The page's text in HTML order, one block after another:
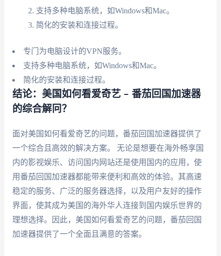
支持多种电脑系统，如Windows和Mac。
简化的安装和连接过程。
专门为电脑设计的VPN服务。
支持多种电脑系统，如Windows和Mac。
简化的安装和连接过程。
结论：美国如何看爱奇艺 – 番茄回国加速器
的综合解冋？
面对美国如何看爱奇艺的问题，番茄回国加速器提供了
一个综合且高效的解决方案。 无论是想要在海外畅享国
内的影视娱乐、访问国内网站还是使用国内的应用，使
用番茄回国加速器都能带来便利和高效的体验。其高速
稳定的服务、广泛的服务器选择，以及用户友好的操作
界面，使其成为美国的海外华人连接到国内娱乐世界的
理想选择。因此，美国如何看爱奇艺的问题，番茄回国
加速器提供了一个全面且满意的答案。